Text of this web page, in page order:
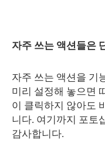
자주 쓰는 액션들은
자주 쓰는 액션을 기
미리 설정해 놓으면
이 클릭하지 않아도
니다. 여기까지 포토
감사합니다.